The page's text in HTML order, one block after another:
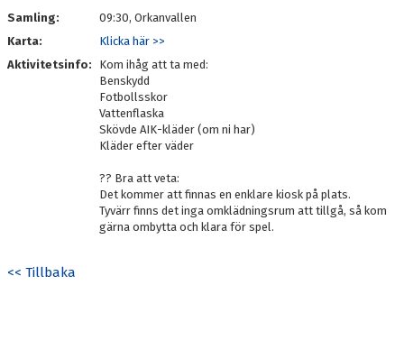
Samling:
09:30, Orkanvallen
Karta:
Klicka här >>
Aktivitetsinfo:
Kom ihåg att ta med:
Benskydd
Fotbollsskor
Vattenflaska
Skövde AIK-kläder (om ni har)
Kläder efter väder
?? Bra att veta:
Det kommer att finnas en enklare kiosk på plats.
Tyvärr finns det inga omklädningsrum att tillgå, så kom
gärna ombytta och klara för spel.
<< Tillbaka